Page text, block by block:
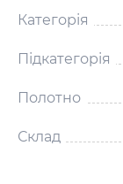
Категорія
Підкатегорія
Полотно
Склад